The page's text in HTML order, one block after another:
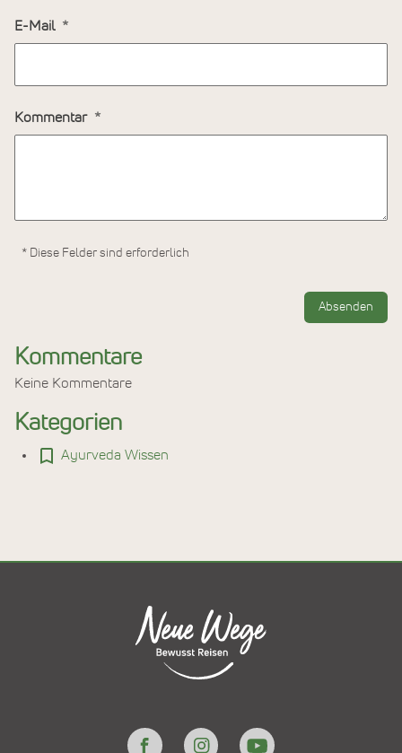
E-Mail
Kommentar
* Diese Felder sind erforderlich
Absenden
Kommentare
Keine Kommentare
Kategorien
Ayurveda Wissen